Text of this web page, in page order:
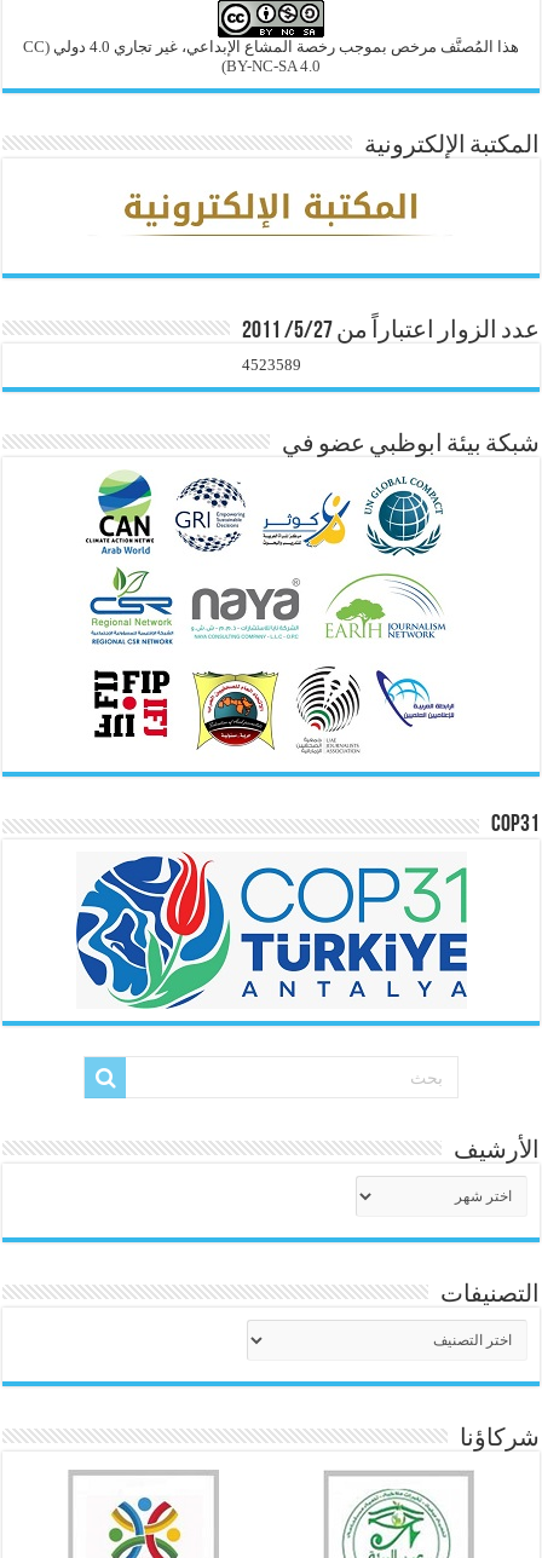
هذا المُصنَّف مرخص بموجب رخصة المشاع الإبداعي، غير تجاري 4.0 دولي
(CC
BY-NC-SA 4.0)
المكتبة الإلكترونية
عدد الزوار اعتباراً من 5/27/ 2011
4523589
شبكة بيئة ابوظبي عضو في
COP31
الأرشيف
التصنيفات
شركاؤنا